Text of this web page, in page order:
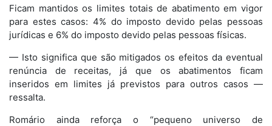
Ficam mantidos os limites totais de abatimento em vigor
para estes casos: 4% do imposto devido pelas pessoas
jurídicas e 6% do imposto devido pelas pessoas físicas.
— Isto significa que são mitigados os efeitos da eventual
renúncia de receitas, já que os abatimentos ficam
inseridos em limites já previstos para outros casos —
ressalta.
Romário ainda reforça o “pequeno universo de